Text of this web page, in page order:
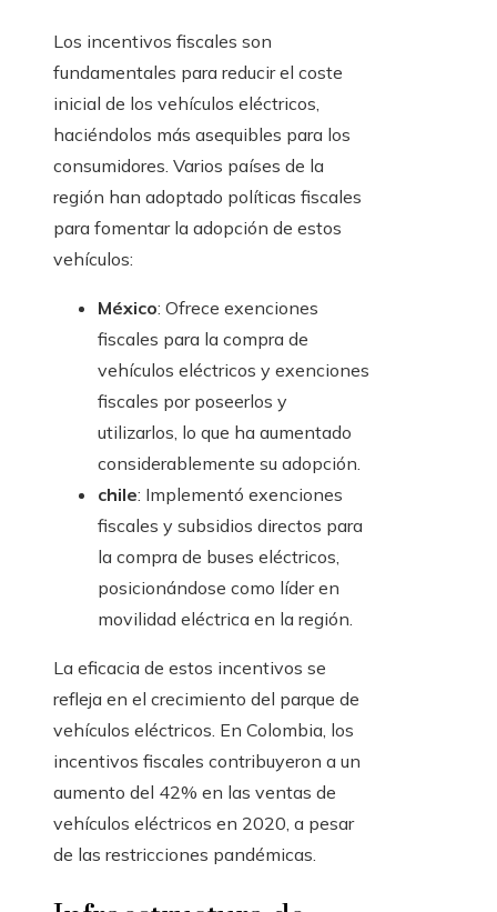
Los incentivos fiscales son
fundamentales para reducir el coste
inicial de los vehículos eléctricos,
haciéndolos más asequibles para los
consumidores. Varios países de la
región han adoptado políticas fiscales
para fomentar la adopción de estos
vehículos:
México: Ofrece exenciones
fiscales para la compra de
vehículos eléctricos y exenciones
fiscales por poseerlos y
utilizarlos, lo que ha aumentado
considerablemente su adopción.
chile: Implementó exenciones
fiscales y subsidios directos para
la compra de buses eléctricos,
posicionándose como líder en
movilidad eléctrica en la región.
La eficacia de estos incentivos se
refleja en el crecimiento del parque de
vehículos eléctricos. En Colombia, los
incentivos fiscales contribuyeron a un
aumento del 42% en las ventas de
vehículos eléctricos en 2020, a pesar
de las restricciones pandémicas.